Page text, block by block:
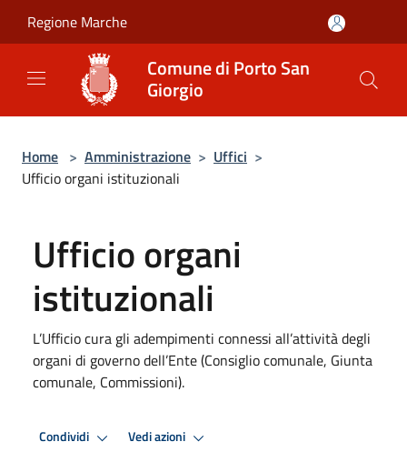
Regione Marche
Comune di Porto San
Giorgio
Home > Amministrazione > Uffici >
Ufficio organi istituzionali
Ufficio organi
istituzionali
L’Ufficio cura gli adempimenti connessi all’attività degli
organi di governo dell’Ente (Consiglio comunale, Giunta
comunale, Commissioni).
Condividi Vedi azioni